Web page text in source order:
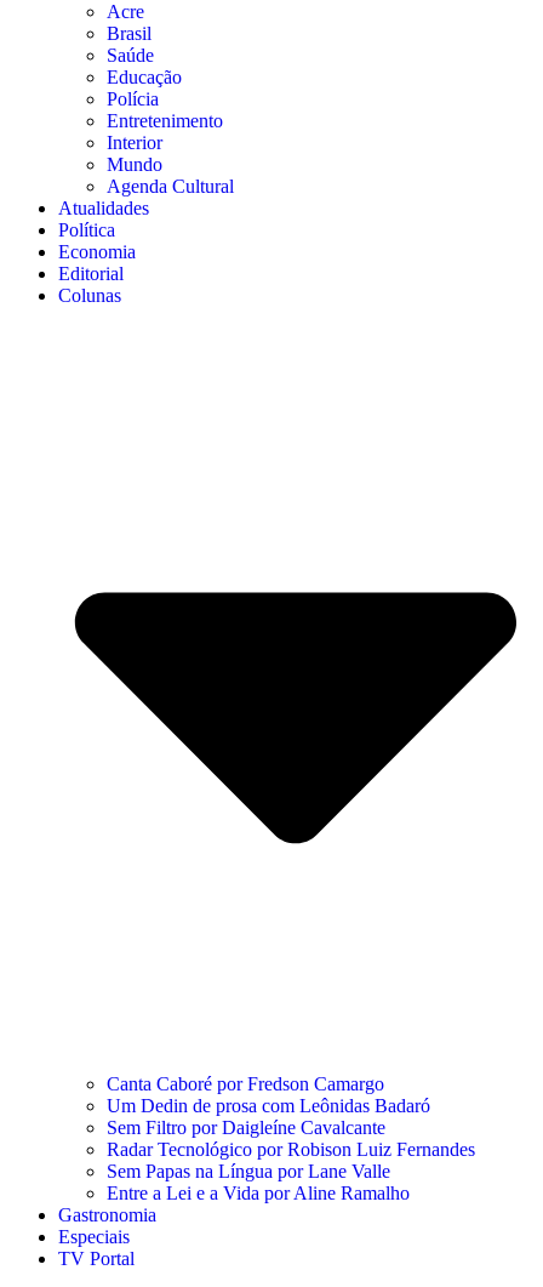
Acre
Brasil
Saúde
Educação
Polícia
Entretenimento
Interior
Mundo
Agenda Cultural
Atualidades
Política
Economia
Editorial
Colunas
Canta Caboré por Fredson Camargo
Um Dedin de prosa com Leônidas Badaró
Sem Filtro por Daigleíne Cavalcante
Radar Tecnológico por Robison Luiz Fernandes
Sem Papas na Língua por Lane Valle
Entre a Lei e a Vida por Aline Ramalho
Gastronomia
Especiais
TV Portal